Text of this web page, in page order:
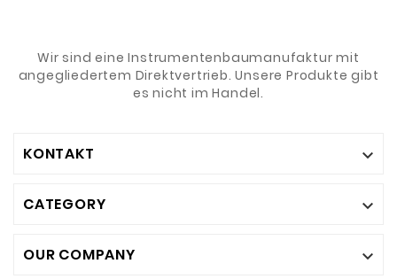
Wir sind eine Instrumentenbaumanufaktur mit
angegliedertem Direktvertrieb. Unsere Produkte gibt
es nicht im Handel.
KONTAKT 
CATEGORY 
OUR COMPANY 